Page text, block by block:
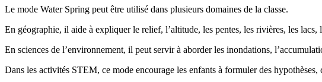
Le mode Water Spring peut être utilisé dans plusieurs domaines de la classe.
En géographie, il aide à expliquer le relief, l’altitude, les pentes, les rivières, les
En sciences de l’environnement, il peut servir à aborder les inondations,
Dans les activités STEM, ce mode encourage les enfants à formuler des